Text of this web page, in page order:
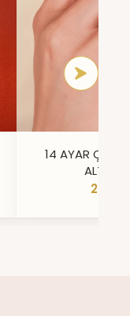
14 AYAR ÇİFT
ALTIN